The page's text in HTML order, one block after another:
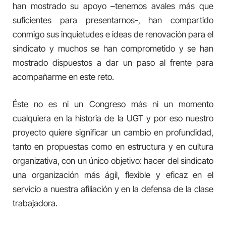
han mostrado su apoyo –tenemos avales más que
suficientes para presentarnos-, han compartido
conmigo sus inquietudes e ideas de renovación para el
sindicato y muchos se han comprometido y se han
mostrado dispuestos a dar un paso al frente para
acompañarme en este reto.
Éste no es ni un Congreso más ni un momento
cualquiera en la historia de la UGT y por eso nuestro
proyecto quiere significar un cambio en profundidad,
tanto en propuestas como en estructura y en cultura
organizativa, con un único objetivo: hacer del sindicato
una organización más ágil, flexible y eficaz en el
servicio a nuestra afiliación y en la defensa de la clase
trabajadora.